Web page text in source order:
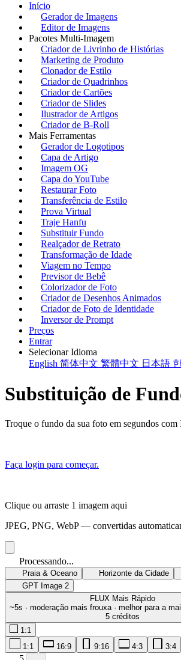
Início
Gerador de Imagens
Editor de Imagens
Pacotes Multi-Imagem
Criador de Livrinho de Histórias
Marketing de Produto
Clonador de Estilo
Criador de Quadrinhos
Criador de Cartões
Criador de Slides
Ilustrador de Artigos
Criador de B-Roll
Mais Ferramentas
Gerador de Logotipos
Capa de Artigo
Imagem OG
Capa do YouTube
Restaurar Foto
Transferência de Estilo
Prova Virtual
Traje Hanfu
Substituir Fundo
Realçador de Retrato
Transformação de Idade
Viagem no Tempo
Previsor de Bebê
Colorizador de Foto
Criador de Desenhos Animados
Criador de Foto de Identidade
Inversor de Prompt
Preços
Entrar
Selecionar Idioma
English 简体中文 繁體中文 日本語
Substituição de
Troque o fundo da sua foto em segundos
Faça login para começar.
Clique ou arraste 1 imagem aqui
JPEG, PNG, WebP — convertidas
Processando...
Praia & Oceano Horizonte da Cidade
GPT Image 2
FLUX Mais Rápido
~5s · moderação mais frouxa · melhor para a
5 créditos
1:1
1:1
16:9 9:16 4:3 3:4